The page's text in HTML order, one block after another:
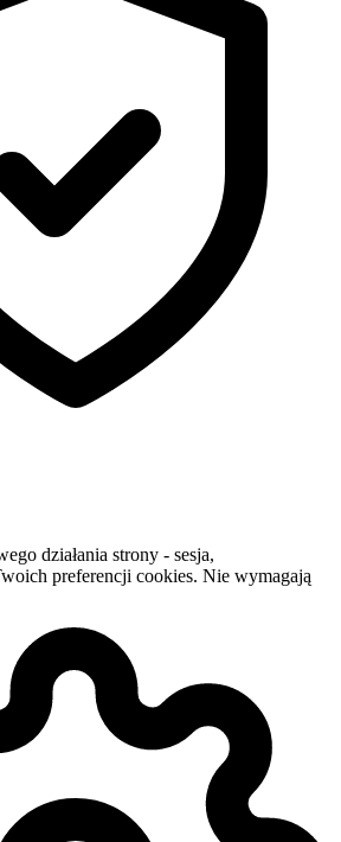
działania strony - sesja,
preferencji cookies. Nie wymagają